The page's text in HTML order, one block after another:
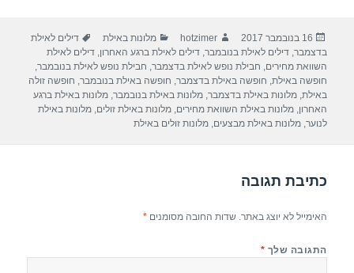
e
b
o
o
s
A
p
p
gr
a
m
e
פורסם
בתאריך
16 בנובמבר 2017 מחבר
hotzimer קטגוריות
מלונות באילת תגיות
דילים לאילת
בדצמבר,דילים לאילת בנובמבר,דילים לאילת ברגע האחרון,דילים לאילת
השוואת מחירים, חבילת נופש לאילת בדצמבר, חבילת נופש לאילת בנובמבר,
חופשה באילת, חופשה באילת בדצמבר, חופשה באילת בנובמבר, חופשה זולה
באילת,מלונות באילת בדצמבר,מלונות באילת בנובמבר,מלונות באילת ברגע
האחרון,מלונות באילת השוואת מחירים,מלונות באילת זולים,מלונות באילת
לנוער,מלונות באילת מבצעים,מלונות זולים באילת
כתיבת תגובה
האימייל לא יוצג באתר. שדות החובה מסומנים*
התגובה שלך *